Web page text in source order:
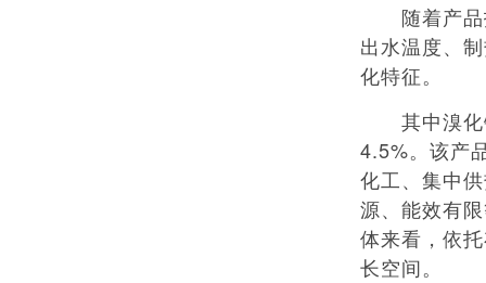
随着产品
出水温度、
化特征。
其中溴化
4.5%。该产
化工、集中
源、能效有
体来看，依
长空间。